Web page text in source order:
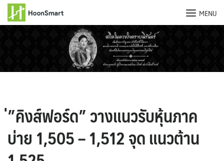
MENU
่”คิงส์ฟอร์ด” วางแนวรับหุ้นภาค
บ่าย 1,505 – 1,512 จุด แนวต้าน